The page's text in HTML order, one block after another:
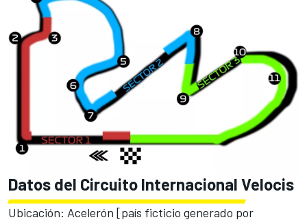
Datos del Circuito Internacional Velocis
Ubicación: Acelerón [país ficticio generado por